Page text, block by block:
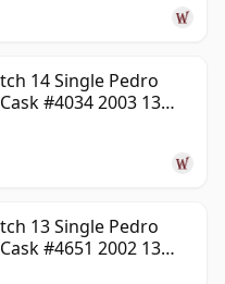
14 Single Pedro
#4034 2003 13
13 Single Pedro
#4651 2002 13